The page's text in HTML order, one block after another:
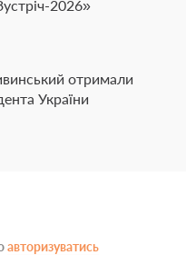
2026»
отримали
України
авторизуватись